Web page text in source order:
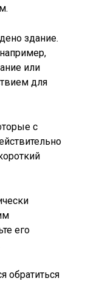
здание.
или
для
с
его
обратиться